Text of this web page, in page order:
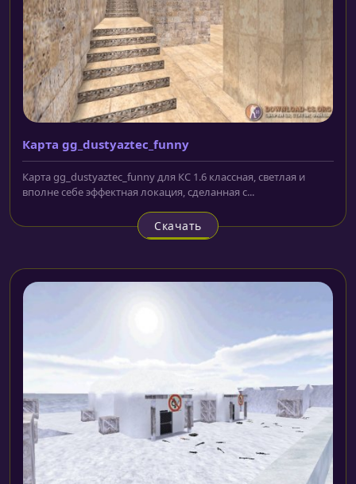
Карта gg_dustyaztec_funny
Карта gg_dustyaztec_funny для КС 1.6 классная, светлая и
вполне себе эффектная локация, сделанная с...
Скачать